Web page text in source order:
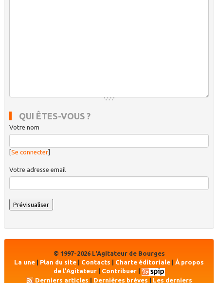
QUI ÊTES-VOUS ?
Votre nom
Se connecter]
Votre adresse email
© 1997-2026 L'Agitateur de Bourges
La une
Plan du site Contacts Charte éditoriale
À propos
de l'Agitateur| Contribuer|
Derniers articles | Dernières brèves | Les derniers